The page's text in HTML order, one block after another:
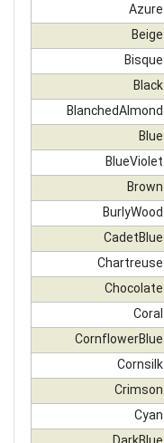
Azure
Beige
Bisque
Black
BlanchedAlmond
Blue
BlueViolet
Brown
BurlyWood
CadetBlue
Chartreuse
Chocolate
Coral
CornflowerBlue
Cornsilk
Crimson
Cyan